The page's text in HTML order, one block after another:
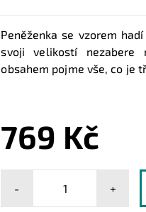
Peněženka se vzorem
svoji velikostí
obsahem pojme vše, co je
769 Kč
- +